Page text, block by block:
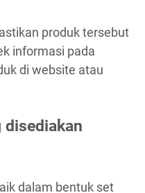
produk tersebut
informasi pada
di website atau
disediakan
dalam bentuk set